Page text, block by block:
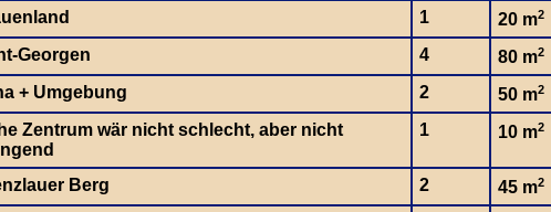
1 20 m2
Georgen 4 80 m2
+ Umgebung 2 50 m2
Zentrum wär nicht schlecht, aber nicht
1 10 m2
Berg 2 45 m2